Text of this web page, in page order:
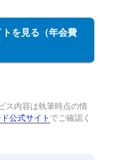
を見る（年会費
ス内容は執筆時点の情
公式サイト でご確認く